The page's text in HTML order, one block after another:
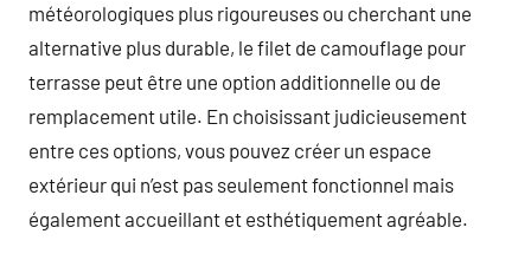
météorologiques plus rigoureuses ou cherchant une
alternative plus durable, le filet de camouflage pour
terrasse peut être une option additionnelle ou de
remplacement utile. En choisissant judicieusement
entre ces options, vous pouvez créer un espace
extérieur qui n’est pas seulement fonctionnel mais
également accueillant et esthétiquement agréable.